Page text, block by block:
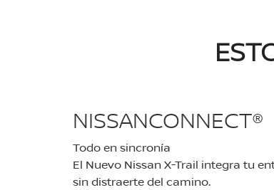
NISSANCONNECT®
Todo en sincronía
El Nuevo Nissan X-Trail integra tu
sin distraerte del camino.